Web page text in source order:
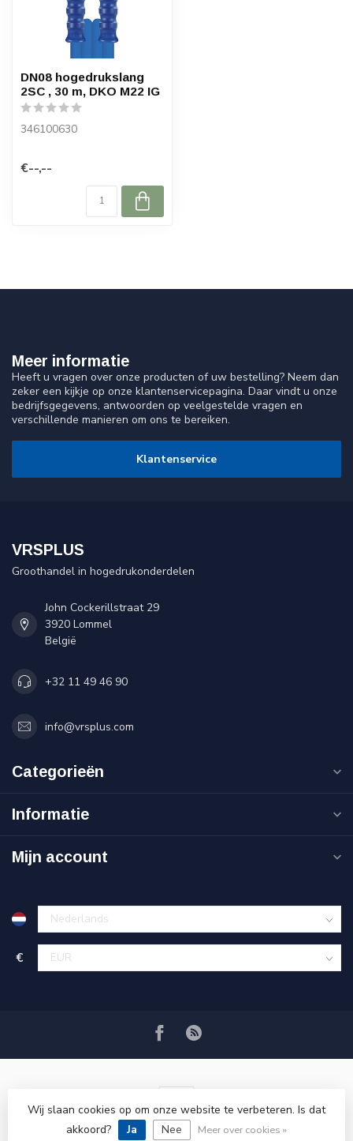
DN08 hogedrukslang
2SC , 30 m, DKO M22 IG
346100630
€--,--
Meer informatie
Heeft u vragen over onze producten of uw bestelling? Neem dan
zeker een kijkje op onze klantenservicepagina. Daar vindt u onze
bedrijfsgegevens, antwoorden op veelgestelde vragen en
verschillende manieren om ons te bereiken.
Klantenservice
VRSPLUS
Groothandel in hogedrukonderdelen
John Cockerillstraat 29
3920 Lommel
België
+32 11 49 46 90
info@vrsplus.com
Categorieën
Informatie
Mijn account
€
© Copyright 2026 VRSPLUS
Wij slaan cookies op om onze website te verbeteren. Is dat
akkoord?
Ja Nee Meer over cookies »